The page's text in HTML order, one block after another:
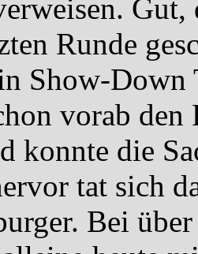
Gut,
Runde
Show-
vorab
konnte die
tat sich
Bei